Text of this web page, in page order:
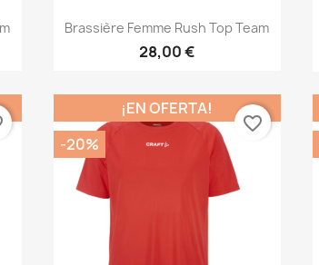
Vista rápida
Brassière Femme Rush Top Team
28,00 €
¡EN OFERTA!
-20%
favorite_border